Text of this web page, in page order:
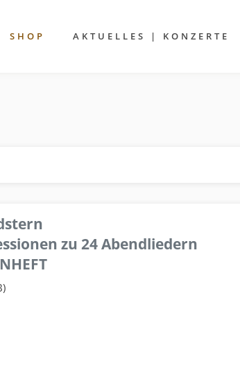
SHOP AKTUELLES | KONZERTE
zu 24 Abendliedern